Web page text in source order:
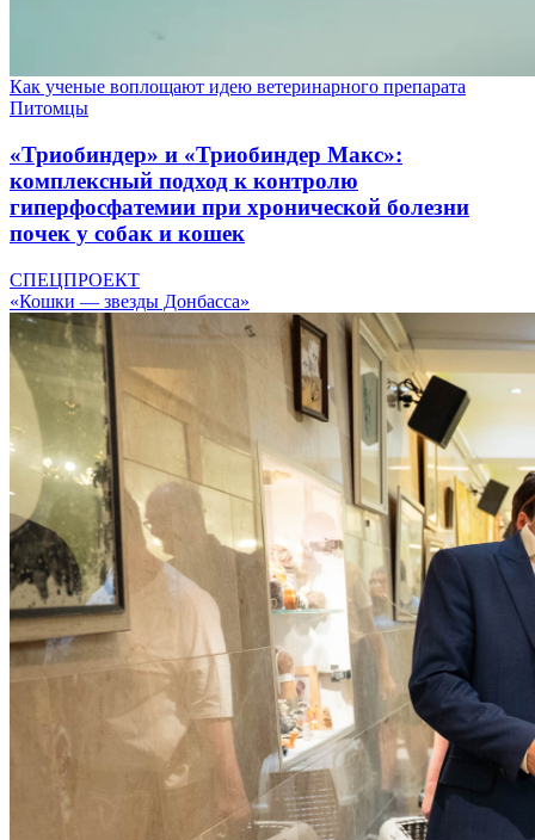
Как ученые воплощают идею ветеринарного препарата
Питомцы
«Триобиндер» и «Триобиндер Макс»:
комплексный подход к контролю
гиперфосфатемии при хронической болезни
почек у собак и кошек
СПЕЦПРОЕКТ
«Кошки — звезды Донбасса»